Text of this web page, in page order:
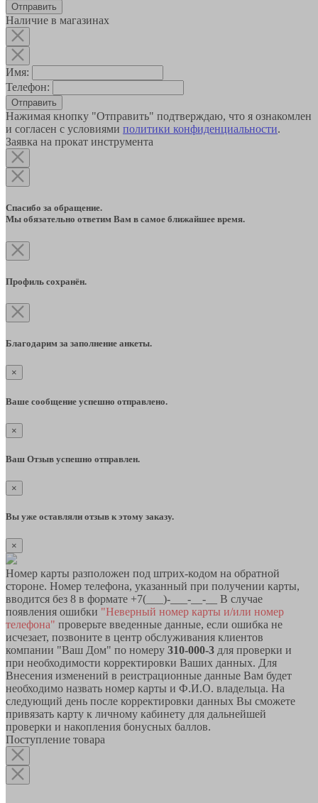
Наличие в магазинах
Имя:
Телефон:
Отправить
Нажимая кнопку "Отправить" подтверждаю, что я ознакомлен
и согласен с условиями политики конфиденциальности.
Заявка на прокат инструмента
Спасибо за обращение.
Мы обязательно ответим Вам в самое ближайшее время.
Профиль сохранён.
Благодарим за заполнение анкеты.
×
Ваше сообщение успешно отправлено.
×
Ваш Отзыв успешно отправлен.
×
Вы уже оставляли отзыв к этому заказу.
×
Номер карты разположен под штрих-кодом на обратной
стороне. Номер телефона, указанный при получении карты,
вводится без 8 в формате +7(___)-___-__-__ В случае
появления ошибки "Неверный номер карты и/или номер
телефона" проверьте введенные данные, если ошибка не
исчезает, позвоните в центр обслуживания клиентов
компании "Ваш Дом" по номеру 310-000-3 для проверки и
при необходимости корректировки Ваших данных. Для
Внесения изменений в реистрационные данные Вам будет
необходимо назвать номер карты и Ф.И.О. владельца. На
следующий день после корректировки данных Вы сможете
привязать карту к личному кабинету для дальнейшей
проверки и накопления бонусных баллов.
Поступление товара